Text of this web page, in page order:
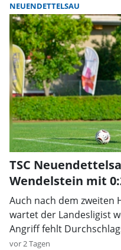
NEUENDETTELSAU
TSC
Wendelstein mit
Auch nach dem zweiten
wartet der Landesligist
Angriff fehlt
vor 2 Tagen